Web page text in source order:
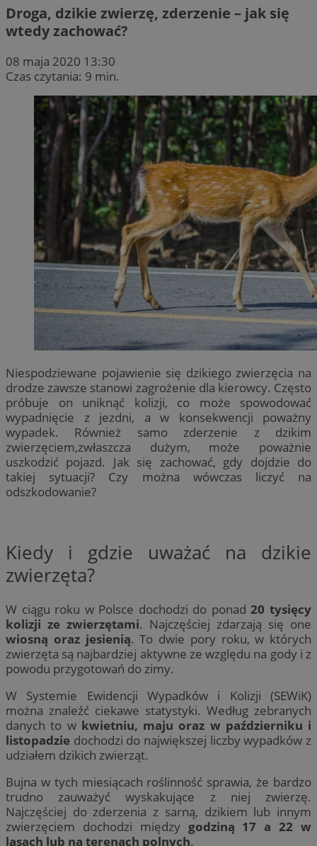
Droga, dzikie zwierzę, zderzenie – jak się
wtedy zachować?
08 maja 2020 13:30
Czas czytania: 9 min.
Niespodziewane pojawienie się dzikiego zwierzęcia na
drodze zawsze stanowi zagrożenie dla kierowcy. Często
próbuje on uniknąć kolizji, co może spowodować
wypadnięcie z jezdni, a w konsekwencji poważny
wypadek. Również samo zderzenie z dzikim
zwierzęciem,zwłaszcza dużym, może poważnie
uszkodzić pojazd. Jak się zachować, gdy dojdzie do
takiej sytuacji? Czy można wówczas liczyć na
odszkodowanie?
Kiedy i gdzie uważać na dzikie
zwierzęta?
W ciągu roku w Polsce dochodzi do ponad20 tysięcy
kolizji ze zwierzętami. Najczęściej zdarzają się one
wiosną oraz jesienią. To dwie pory roku, w których
zwierzęta są najbardziej aktywne ze względu na gody i z
powodu przygotowań do zimy.
W Systemie Ewidencji Wypadków i Kolizji (SEWiK)
można znaleźć ciekawe statystyki. Według zebranych
danych to wkwietniu, maju oraz w październiku i
listopadzie dochodzi do największej liczby wypadków z
udziałem dzikich zwierząt.
Bujna w tych miesiącach roślinność sprawia, że bardzo
trudno zauważyć wyskakujące z niej zwierzę.
Najczęściej do zderzenia z sarną, dzikiem lub innym
zwierzęciem dochodzi między godziną 17 a 22 w
lasach lub na terenach polnych.